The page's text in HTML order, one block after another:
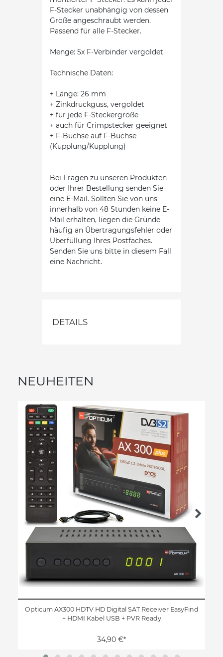
F-Stecker unabhängig von dessen
Größe angeschraubt werden.
Passend für alle F-Stecker.
Menge: 5x F-Verbinder vergoldet
Technische Daten:
+ Länge: 26 mm
+ Zinkdruckguss, vergoldet
+ für jede F-Steckergröße
+ auch für Crimpstecker geeignet
+ F-Buchse auf F-Buchse
(Kupplung/Kupplung)
Bei Fragen zu unseren Produkten
oder Ihrer Bestellung senden Sie
eine E-Mail. Sollten Sie von uns
innerhalb von 48 Stunden keine E-
Mail erhalten, liegen die Gründe
häufig an Übertragungsfehler oder
Überfüllung Ihres Postfaches.
Senden Sie uns bitte in diesem Fall
eine Nachricht.
DETAILS
NEUHEITEN
Opticum AX300 HDTV HD Digital SAT Receiver EasyFind
+ HDMI Kabel USB + PVR Ready
34,90 €*